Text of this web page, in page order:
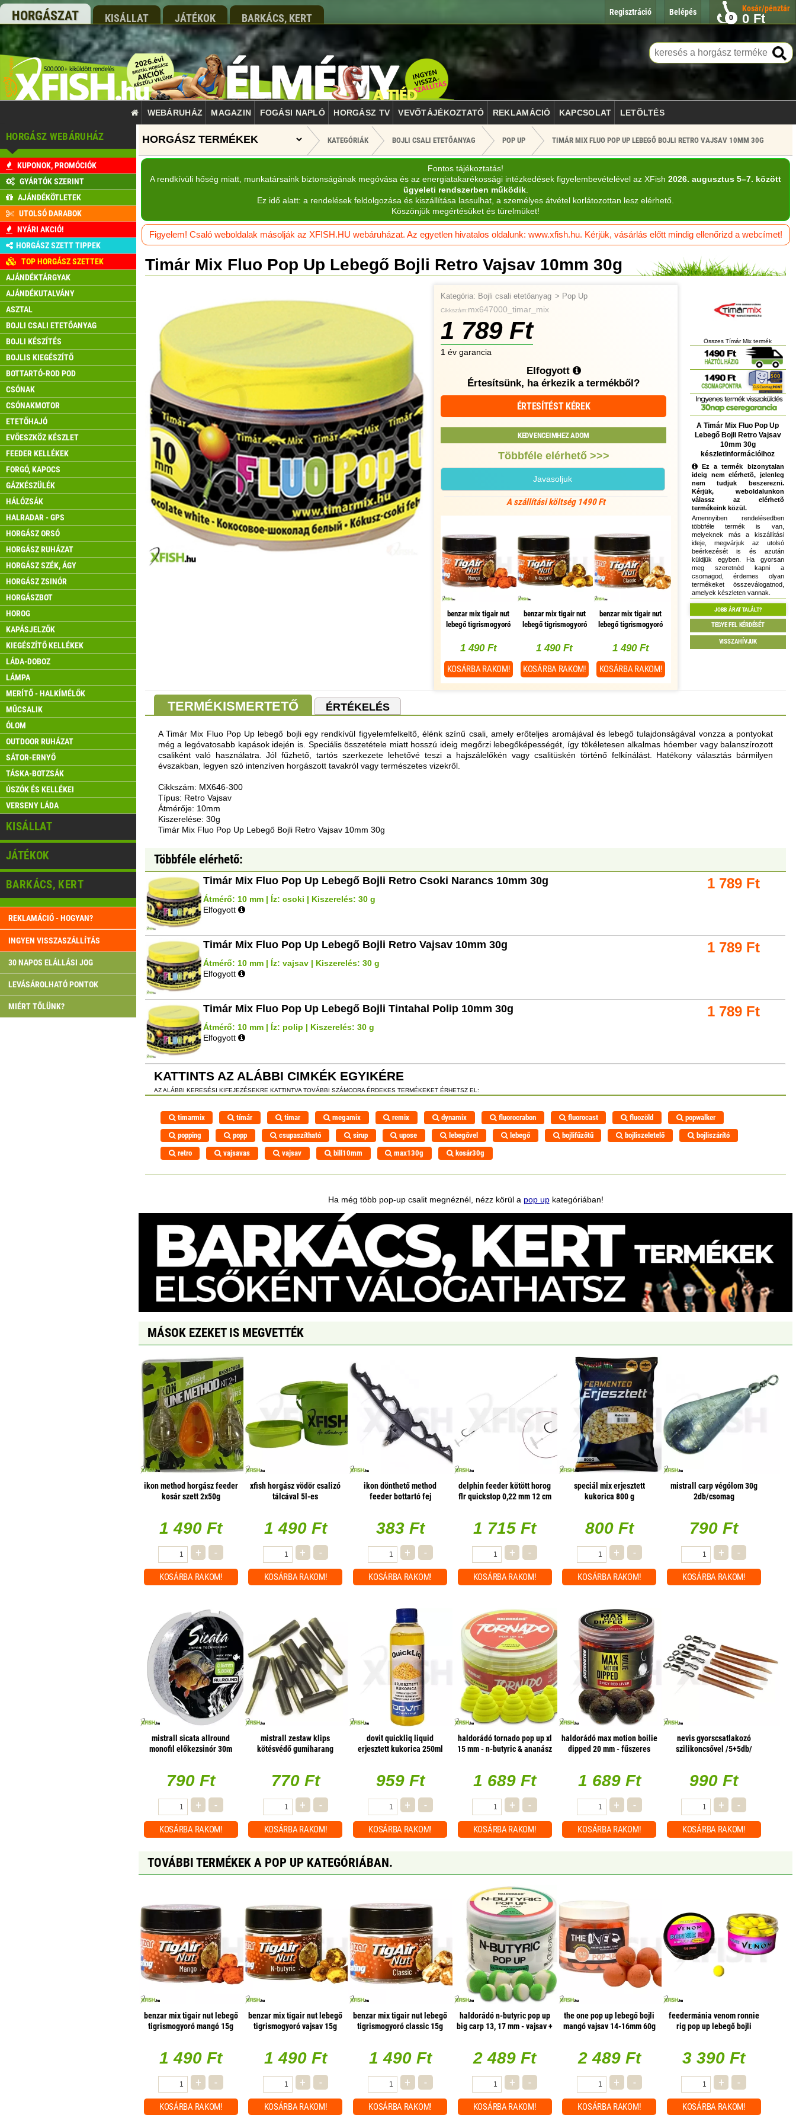
HORGÁSZAT KISÁLLAT JÁTÉKOK BARKÁCS, KERT 0
Kosár/pénztár
0 Ft
Belépés
Regisztráció
WEBÁRUHÁZ MAGAZIN FOGÁSI NAPLÓ HORGÁSZ TV VEVŐTÁJÉKOZTATÓ REKLAMÁCIÓ KAPCSOLAT LETÖLTÉS
HORGÁSZ WEBÁRUHÁZ
KUPONOK, PROMÓCIÓK
GYÁRTÓK SZERINT
AJÁNDÉKÖTLETEK
UTOLSÓ DARABOK
NYÁRI AKCIÓ!
HORGÁSZ SZETT TIPPEK
TOP HORGÁSZ SZETTEK
AJÁNDÉKTÁRGYAK
AJÁNDÉKUTALVÁNY
ASZTAL
BOJLI CSALI ETETŐANYAG
BOJLI KÉSZÍTÉS
BOJLIS KIEGÉSZÍTŐ
BOTTARTÓ-ROD POD
CSÓNAK
CSÓNAKMOTOR
ETETŐHAJÓ
EVŐESZKÖZ KÉSZLET
FEEDER KELLÉKEK
FORGÓ, KAPOCS
GÁZKÉSZÜLÉK
HÁLÓZSÁK
HALRADAR - GPS
HORGÁSZ ORSÓ
HORGÁSZ RUHÁZAT
HORGÁSZ SZÉK, ÁGY
HORGÁSZ ZSINÓR
HORGÁSZBOT
HOROG
KAPÁSJELZŐK
KIEGÉSZÍTŐ KELLÉKEK
LÁDA-DOBOZ
LÁMPA
MERÍTŐ - HALKÍMÉLŐK
MŰCSALIK
ÓLOM
OUTDOOR RUHÁZAT
SÁTOR-ERNYŐ
TÁSKA-BOTZSÁK
ÚSZÓK ÉS KELLÉKEI
VERSENY LÁDA
KISÁLLAT
JÁTÉKOK
BARKÁCS, KERT
REKLAMÁCIÓ - HOGYAN?
INGYEN VISSZASZÁLLÍTÁS
30 NAPOS ELÁLLÁSI JOG
LEVÁSÁROLHATÓ PONTOK
MIÉRT TŐLÜNK?
KATEGÓRIÁK BOJLI CSALI ETETŐANYAG POP UP TIMÁR MIX FLUO POP UP LEBEGŐ BOJLI RETRO VAJSAV 10MM 30G
Fontos tájékoztatás!
A rendkívüli hőség miatt, munkatársaink biztonságának megóvása és az energiatakarékossági intézkedések figyelembevételével az XFish 2026. augusztus 5–7. között
ügyeleti rendszerben működik.
Ez idő alatt: a rendelések feldolgozása és kiszállítása lassulhat, a személyes átvétel korlátozottan lesz elérhető.
Köszönjük megértésüket és türelmüket!
Figyelem! Csaló weboldalak másolják az XFISH.HU webáruházat. Az egyetlen hivatalos oldalunk: www.xfish.hu. Kérjük, vásárlás előtt mindig ellenőrizd a webcímet!
Timár Mix Fluo Pop Up Lebegő Bojli Retro Vajsav 10mm 30g
Kategória: Bojli csali etetőanyag > Pop Up
Cikkszám:mx647000_timar_mix
1 789 Ft
1 év garancia
Elfogyott
Értesítsünk, ha érkezik a termékből?
ÉRTESÍTÉST KÉREK
KEDVENCEIMHEZ ADOM
Többféle elérhető >>>
Javasoljuk
A szállítási költség 1490 Ft
benzar mix tigair nut
lebegő tigrismogyoró
1 490 Ft
KOSÁRBA RAKOM!
benzar mix tigair nut
lebegő tigrismogyoró
1 490 Ft
KOSÁRBA RAKOM!
benzar mix tigair nut
lebegő tigrismogyoró
1 490 Ft
KOSÁRBA RAKOM!
Összes Tímár Mix termék
A Timár Mix Fluo Pop Up
Lebegő Bojli Retro Vajsav
10mm 30g
készletinformációihoz
Ez a termék bizonytalan
ideig nem elérhetõ, jelenleg
nem tudjuk beszerezni.
Kérjük, weboldalunkon
válassz az elérhetõ
termékeink közül.
Amennyiben rendelésedben
többféle termék is van,
melyeknek más a kiszállítási
ideje, megvárjuk az utolsó
beérkezését is és azután
küldjük egyben. Ha gyorsan
meg szeretnéd kapni a
csomagod, érdemes olyan
termékeket összeválogatnod,
amelyek készleten vannak.
JOBB ÁRAT TALÁLT?
TEGYE FEL KÉRDÉSÉT
VISSZAHÍVJUK
TERMÉKISMERTETŐ ÉRTÉKELÉS
A Timár Mix Fluo Pop Up lebegő bojli egy rendkívül figyelemfelkeltő, élénk színű csali, amely erőteljes aromájával és lebegő tulajdonságával vonzza a pontyokat
még a legóvatosabb kapások idején is. Speciális összetétele miatt hosszú ideig megőrzi lebegőképességét, így tökéletesen alkalmas hóember vagy balanszírozott
csaliként való használatra. Jól fűzhető, tartós szerkezete lehetővé teszi a hajszálelőkén vagy csalitüskén történő felkínálást. Hatékony választás bármilyen
évszakban, legyen szó intenzíven horgászott tavakról vagy természetes vizekről.
Cikkszám: MX646-300
Típus: Retro Vajsav
Átmérője: 10mm
Kiszerelése: 30g
Timár Mix Fluo Pop Up Lebegő Bojli Retro Vajsav 10mm 30g
Többféle elérhető:
Timár Mix Fluo Pop Up Lebegő Bojli Retro Csoki Narancs 10mm 30g
Átmérő: 10 mm | Íz: csoki | Kiszerelés: 30 g
Elfogyott
1 789 Ft
Timár Mix Fluo Pop Up Lebegő Bojli Retro Vajsav 10mm 30g
Átmérő: 10 mm | Íz: vajsav | Kiszerelés: 30 g
Elfogyott
1 789 Ft
Timár Mix Fluo Pop Up Lebegő Bojli Tintahal Polip 10mm 30g
Átmérő: 10 mm | Íz: polip | Kiszerelés: 30 g
Elfogyott
1 789 Ft
KATTINTS AZ ALÁBBI CIMKÉK EGYIKÉRE
AZ ALÁBBI KERESÉSI KIFEJEZÉSEKRE KATTINTVA TOVÁBBI SZÁMODRA ÉRDEKES TERMÉKEKET ÉRHETSZ EL:
timarmix tímár timar megamix remix dynamix fluorocrabon fluorocast fluozöld
popwalker
popping
popp csupaszítható sirup upose lebegővel lebegő bojlifűzőtű bojliszeletelő
bojliszárító
retro
vajsavas vajsav bill10mm max130g kosár30g
Ha még több pop-up csalit megnéznél, nézz körül a pop upkategóriában!
MÁSOK EZEKET IS MEGVETTÉK
ikon method horgász feeder
kosár szett 2x50g
1 490 Ft
+ -
KOSÁRBA RAKOM!
xfish horgász vödör csalizó
tálcával 5l-es
1 490 Ft
+ -
KOSÁRBA RAKOM!
ikon dönthető method
feeder bottartó fej
383 Ft
+ -
KOSÁRBA RAKOM!
delphin feeder kötött horog
flr quickstop 0,22 mm 12 cm
1 715 Ft
+ -
KOSÁRBA RAKOM!
speciál mix erjesztett
kukorica 800 g
800 Ft
+ -
KOSÁRBA RAKOM!
mistrall carp végólom 30g
2db/csomag
790 Ft
+ -
KOSÁRBA RAKOM!
mistrall sicata allround
monofil előkezsinór 30m
790 Ft
+ -
KOSÁRBA RAKOM!
mistrall zestaw klips
kötésvédő gumiharang
770 Ft
+ -
KOSÁRBA RAKOM!
dovit quickliq liquid
erjesztett kukorica 250ml
959 Ft
+ -
KOSÁRBA RAKOM!
haldorádó tornado pop up xl
15 mm - n-butyric & ananász
1 689 Ft
+ -
KOSÁRBA RAKOM!
haldorádó max motion boilie
dipped 20 mm - fűszeres
1 689 Ft
+ -
KOSÁRBA RAKOM!
nevis gyorscsatlakozó
szilikoncsővel /5+5db/
990 Ft
+ -
KOSÁRBA RAKOM!
TOVÁBBI TERMÉKEK A POP UP KATEGÓRIÁBAN.
benzar mix tigair nut lebegő
tigrismogyoró mangó 15g
1 490 Ft
+ -
KOSÁRBA RAKOM!
benzar mix tigair nut lebegő
tigrismogyoró vajsav 15g
1 490 Ft
+ -
KOSÁRBA RAKOM!
benzar mix tigair nut lebegő
tigrismogyoró classic 15g
1 490 Ft
+ -
KOSÁRBA RAKOM!
haldorádó n-butyric pop up
big carp 13, 17 mm - vajsav +
2 489 Ft
+ -
KOSÁRBA RAKOM!
the one pop up lebegő bojli
mangó vajsav 14-16mm 60g
2 489 Ft
+ -
KOSÁRBA RAKOM!
feedermánia venom ronnie
rig pop up lebegő bojli
3 390 Ft
+ -
KOSÁRBA RAKOM!